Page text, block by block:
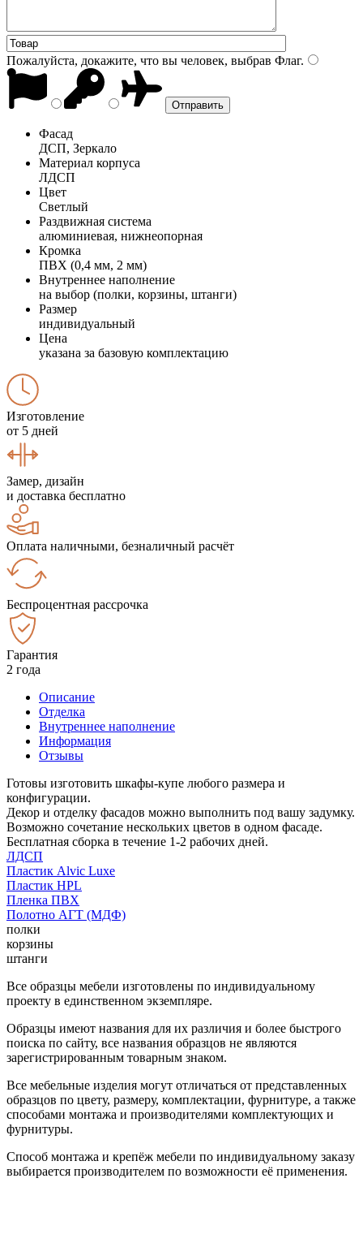
Пожалуйста, докажите, что вы человек, выбрав Флаг.
Фасад
ДСП, Зеркало
Материал корпуса
ЛДСП
Цвет
Светлый
Раздвижная система
алюминиевая, нижнеопорная
Кромка
ПВХ (0,4 мм, 2 мм)
Внутреннее наполнение
на выбор (полки, корзины, штанги)
Размер
индивидуальный
Цена
указана за базовую комплектацию
Изготовление
от 5 дней
Замер, дизайн
и доставка бесплатно
Оплата наличными, безналичный расчёт
Беспроцентная рассрочка
Гарантия
2 года
Описание
Отделка
Внутреннее наполнение
Информация
Отзывы
Готовы изготовить шкафы-купе любого размера и
конфигурации.
Декор и отделку фасадов можно выполнить под вашу задумку.
Возможно сочетание нескольких цветов в одном фасаде.
Бесплатная сборка в течение 1-2 рабочих дней.
ЛДСП
Пластик Alvic Luxe
Пластик HPL
Пленка ПВХ
Полотно АГТ (МДФ)
полки
корзины
штанги
Все образцы мебели изготовлены по индивидуальному
проекту в единственном экземпляре.
Образцы имеют названия для их различия и более быстрого
поиска по сайту, все названия образцов не являются
зарегистрированным товарным знаком.
Все мебельные изделия могут отличаться от представленных
образцов по цвету, размеру, комплектации, фурнитуре, а также
способами монтажа и производителями комплектующих и
фурнитуры.
Способ монтажа и крепёж мебели по индивидуальному заказу
выбирается производителем по возможности её применения.